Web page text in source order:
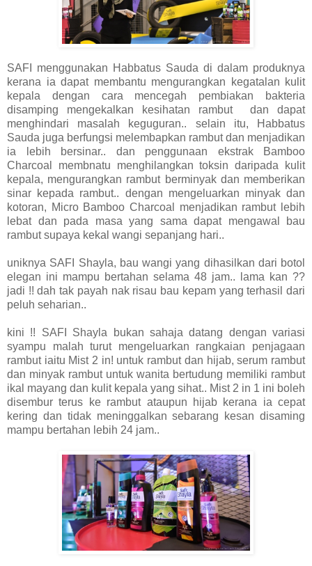
SAFI menggunakan Habbatus Sauda di dalam produknya
kerana ia dapat membantu mengurangkan kegatalan kulit
kepala dengan cara mencegah pembiakan bakteria
disamping mengekalkan kesihatan rambut dan dapat
menghindari masalah keguguran.. selain itu, Habbatus
Sauda juga berfungsi melembapkan rambut dan menjadikan
ia lebih bersinar.. dan penggunaan ekstrak Bamboo
Charcoal membnatu menghilangkan toksin daripada kulit
kepala, mengurangkan rambut berminyak dan memberikan
sinar kepada rambut.. dengan mengeluarkan minyak dan
kotoran, Micro Bamboo Charcoal menjadikan rambut lebih
lebat dan pada masa yang sama dapat mengawal bau
rambut supaya kekal wangi sepanjang hari..
uniknya SAFI Shayla, bau wangi yang dihasilkan dari botol
elegan ini mampu bertahan selama 48 jam.. lama kan ??
jadi !! dah tak payah nak risau bau kepam yang terhasil dari
peluh seharian..
kini !! SAFI Shayla bukan sahaja datang dengan variasi
syampu malah turut mengeluarkan rangkaian penjagaan
rambut iaitu Mist 2 in! untuk rambut dan hijab, serum rambut
dan minyak rambut untuk wanita bertudung memiliki rambut
ikal mayang dan kulit kepala yang sihat.. Mist 2 in 1 ini boleh
disembur terus ke rambut ataupun hijab kerana ia cepat
kering dan tidak meninggalkan sebarang kesan disaming
mampu bertahan lebih 24 jam..